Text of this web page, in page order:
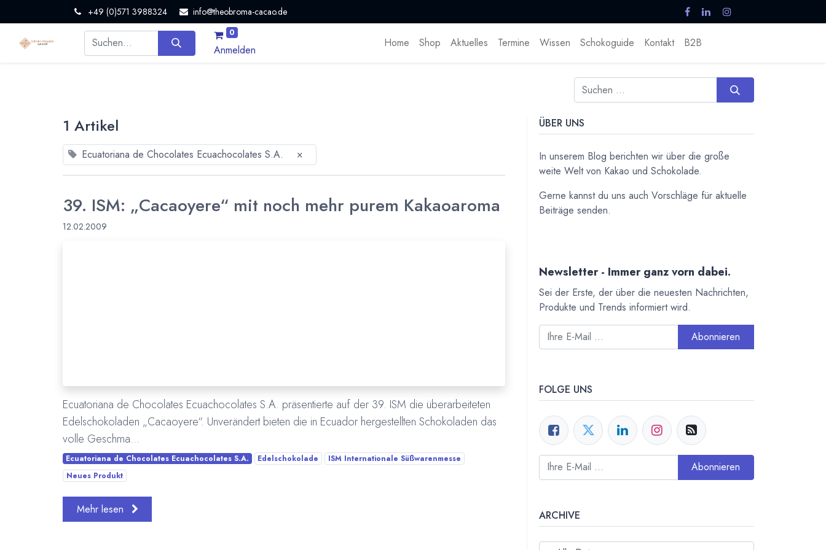
+49 (0)571 3988324 info@theobroma-cacao.de
0
Anmelden
Home Shop Aktuelles Termine Wissen Schokoguide Kontakt B2B
1 Artikel
Ecuatoriana de Chocolates Ecuachocolates S.A. ×
39. ISM: „Cacaoyere“ mit noch mehr purem Kakaoaroma
12.02.2009
Ecuatoriana de Chocolates Ecuachocolates S.A. präsentierte auf der 39. ISM die überarbeiteten
Edelschokoladen „Cacaoyere“. Unverändert bieten die in Ecuador hergestellten Schokoladen das
volle Geschma...
Ecuatoriana de Chocolates Ecuachocolates S.A. Edelschokolade
ISM Internationale Süßwarenmesse
Neues Produkt
Mehr lesen
ÜBER UNS
In unserem Blog berichten wir über die große
weite Welt von Kakao und Schokolade.
Gerne kannst du uns auch Vorschläge für aktuelle
Beiträge senden.
Newsletter - Immer ganz vorn dabei.
Sei der Erste, der über die neuesten Nachrichten,
Produkte und Trends informiert wird.
Abonnieren
FOLGE UNS
Abonnieren
ARCHIVE